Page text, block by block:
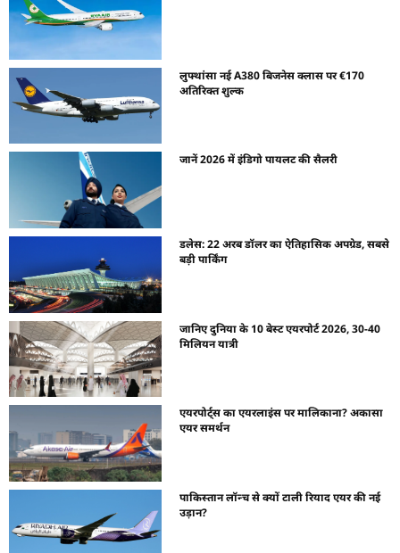
लुफ्थांसा नई A380 बिजनेस क्लास पर €170
अतिरिक्त शुल्क
जानें 2026 में इंडिगो पायलट की सैलरी
डलेस: 22 अरब डॉलर का ऐतिहासिक अपग्रेड, सबसे
बड़ी पार्किंग
जानिए दुनिया के 10 बेस्ट एयरपोर्ट 2026, 30-40
मिलियन यात्री
एयरपोर्ट्स का एयरलाइंस पर मालिकाना? अकासा
एयर समर्थन
पाकिस्तान लॉन्च से क्यों टाली रियाद एयर की नई
उड़ान?